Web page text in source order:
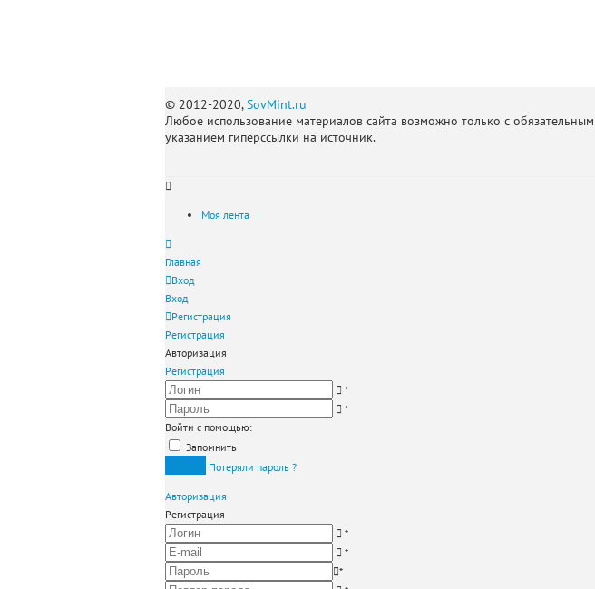
© 2012-2020,SovMint.ru
Любое использование материалов сайта возможно только с обязательным
указанием гиперссылки на источник.
Моя лента
Главная
Вход
Вход
Регистрация
Регистрация
Авторизация
Регистрация
*
*
Войти с помощью:
Запомнить
Потеряли пароль ?
Авторизация
Регистрация
*
*
*